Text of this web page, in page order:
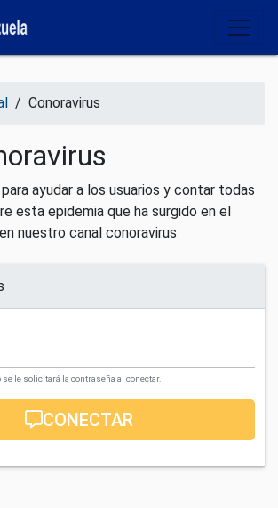
/ Conoravirus
ayudar a los usuarios y contar todas
esta epidemia que ha surgido en el
nuestro canal conoravirus
le solicitará la contraseña al conectar.
CONECTAR